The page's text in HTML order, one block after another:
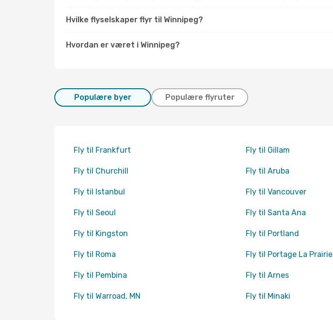
Hvilke flyselskaper flyr til Winnipeg?
Hvordan er været i Winnipeg?
Populære byer Populære flyruter
Fly til Frankfurt Fly til Gillam
Fly til Churchill Fly til Aruba
Fly til Istanbul Fly til Vancouver
Fly til Seoul Fly til Santa Ana
Fly til Kingston Fly til Portland
Fly til Roma Fly til Portage La Prairie
Fly til Pembina Fly til Arnes
Fly til Warroad, MN Fly til Minaki